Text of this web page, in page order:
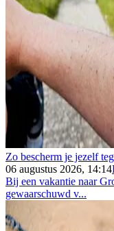
Zo bescherm je jezelf
06 augustus 2026, 14:14
Bij een vakantie naar
gewaarschuwd v...